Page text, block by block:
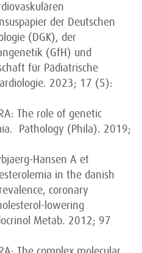
der Deutschen
(DGK), der
(GfH) und
für Pädiatrische
2023; 17 (5):
The role of genetic
Pathology (Phila). 2019;
Hansen A et
in the danish
coronary
lowering
Metab. 2012; 97